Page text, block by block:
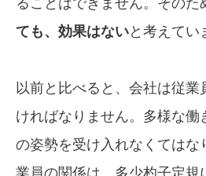
ることはできません。そのた
ても、効果はないと考えてい
以前と比べると、会社は従業
ければなりません。多様な働
の姿勢を受け入れなくてはな